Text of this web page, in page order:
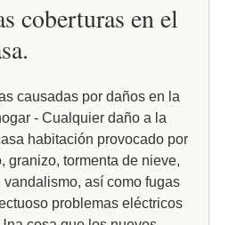
coberturas en el
causadas por daños en la
- Cualquier daño a la
habitación provocado por
granizo, tormenta de nieve,
así como fugas
problemas eléctricos